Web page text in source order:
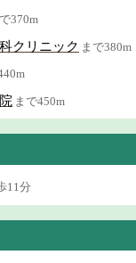
370m
クリニック まで380m
まで450m
11分